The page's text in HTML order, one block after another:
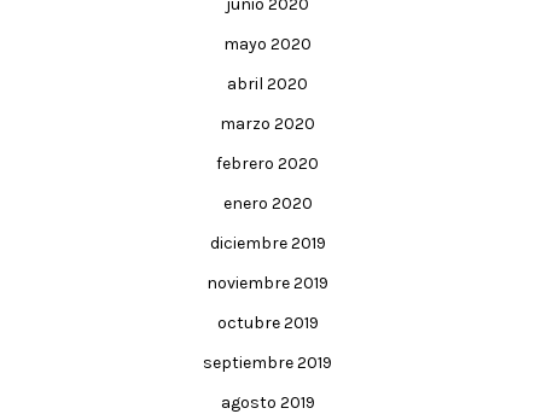
junio 2020
mayo 2020
abril 2020
marzo 2020
febrero 2020
enero 2020
diciembre 2019
noviembre 2019
octubre 2019
septiembre 2019
agosto 2019